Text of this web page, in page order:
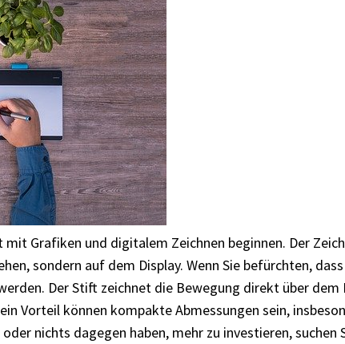
Grafiken und digitalem Zeichnen beginnen. Der
sondern auf dem Display. Wenn Sie befürchten,
Der Stift zeichnet die Bewegung direkt über
Vorteil können kompakte Abmessungen sein,
nichts dagegen haben, mehr zu investieren, suchen